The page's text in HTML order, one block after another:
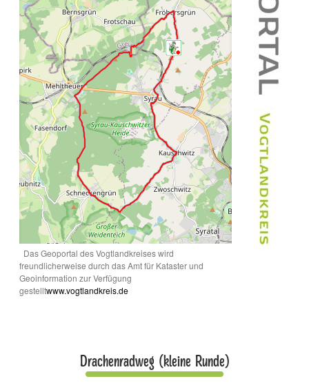
Das Geoportal des Vogtlandkreises wird
freundlicherweise durch das Amt für Kataster und
Geoinformation zur Verfügung
gestelltwww.vogtlandkreis.de
Drachenradweg (kleine Runde)